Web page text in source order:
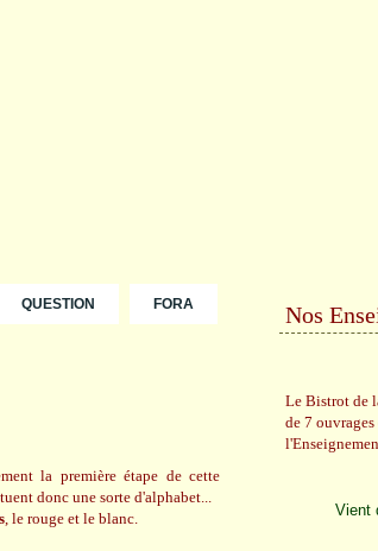
QUESTION FORA
la première étape de cette
donc une sorte d'alphabet...
, le rouge et le blanc.
Nos
Le Bistrot de
de 7
Vient